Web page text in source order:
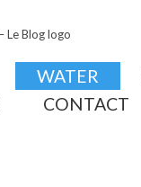
WATER
CONTACT